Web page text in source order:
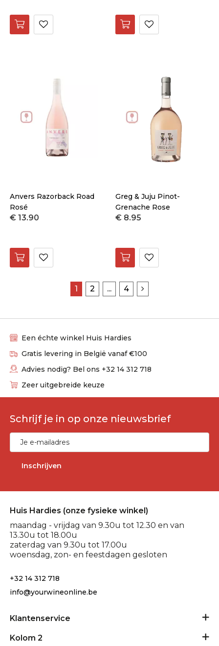
Anvers Razorback Road
Rosé
€ 13.90
Greg & Juju Pinot-
Grenache Rose
€ 8.95
1 2 ... 4
Een échte winkel Huis Hardies
Gratis levering in België vanaf €100
Advies nodig? Bel ons +32 14 312 718
Zeer uitgebreide keuze
Schrijf je in op onze nieuwsbrief
Inschrijven
Huis Hardies (onze fysieke winkel)
maandag - vrijdag van 9.30u tot 12.30 en van
13.30u tot 18.00u
zaterdag van 9.30u tot 17.00u
woensdag, zon- en feestdagen gesloten
+32 14 312 718
info@yourwineonline.be
Klantenservice
Algemene voorwaarden
Kolom 2